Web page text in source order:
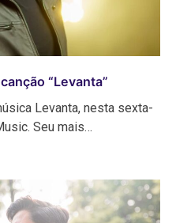
“Levanta”
Levanta, nesta sexta-
Seu mais…